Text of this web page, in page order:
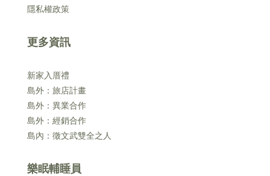
隱私權政策
更多資訊
新家入厝禮
島外：旅店計畫
島外：異業合作
島外：經銷合作
島內：徵文武雙全之人
樂眠輔睡員